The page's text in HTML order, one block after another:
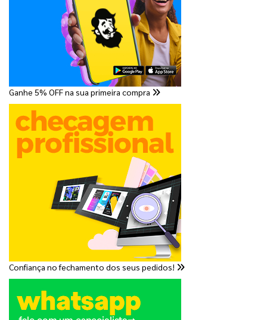
Ganhe 5% OFF na sua primeira compra
Confiança no fechamento dos seus pedidos!